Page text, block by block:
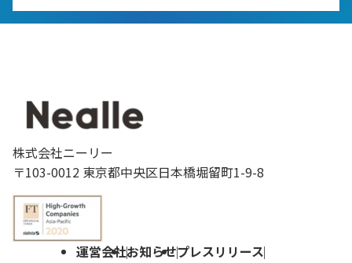
株式会社ニーリー
〒103-0012 東京都中央区日本橋堀留町1-9-8
運営会社お知らせプレスリリース